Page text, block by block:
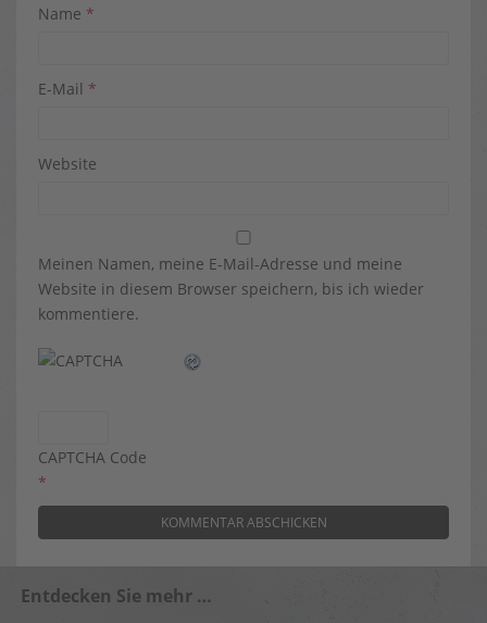
Name *
E-Mail *
Website
Meinen Namen, meine E-Mail-Adresse und meine
Website in diesem Browser speichern, bis ich wieder
kommentiere.
CAPTCHA Code
*
Entdecken Sie mehr …